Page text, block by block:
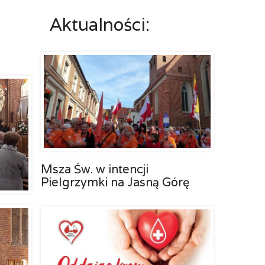
Aktualności:
Msza Św. w intencji
Pielgrzymki na Jasną Górę